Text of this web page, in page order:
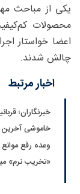
یکی از مباحث
محصولات
اعضا خواستار
چالش شدند.
اخبار مرتبط
خبرنگاران؛
خاموشی آخرین
وعده رفع
«تخریب نرم»